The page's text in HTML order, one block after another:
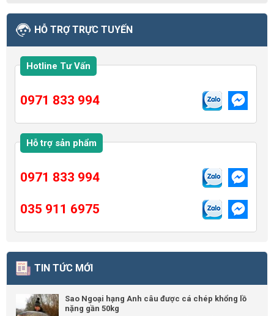
HỖ TRỢ TRỰC TUYẾN
Hotline Tư Vấn
0971 833 994
Hỗ trợ sản phẩm
0971 833 994
035 911 6975
TIN TỨC MỚI
Sao Ngoại hạng Anh câu được cá chép khổng lồ
nặng gần 50kg